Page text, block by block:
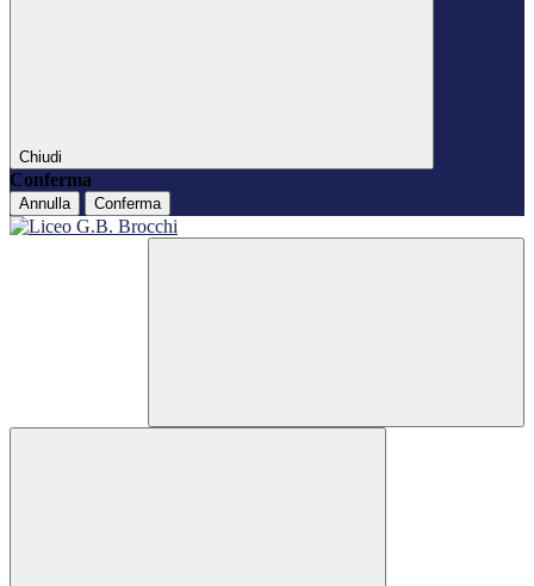
Chiudi
Conferma
Annulla Conferma